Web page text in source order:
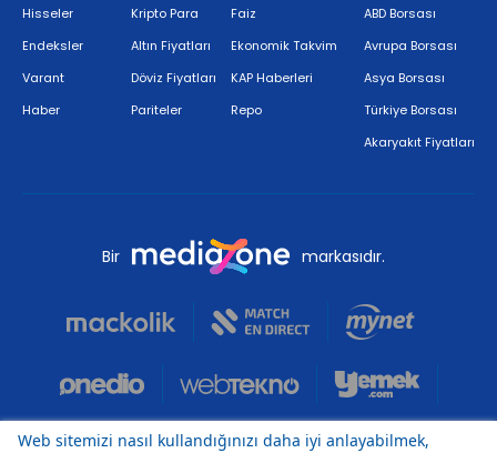
Hisseler
Endeksler
Varant
Haber
Kripto Para
Altın Fiyatları
Döviz Fiyatları
Pariteler
Faiz
Ekonomik Takvim
KAP Haberleri
Repo
ABD Borsası
Avrupa Borsası
Asya Borsası
Türkiye Borsası
Akaryakıt Fiyatları
Bir markasıdır.